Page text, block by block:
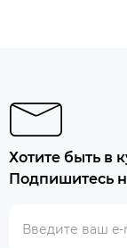
Хотите быть в
Подпишитесь